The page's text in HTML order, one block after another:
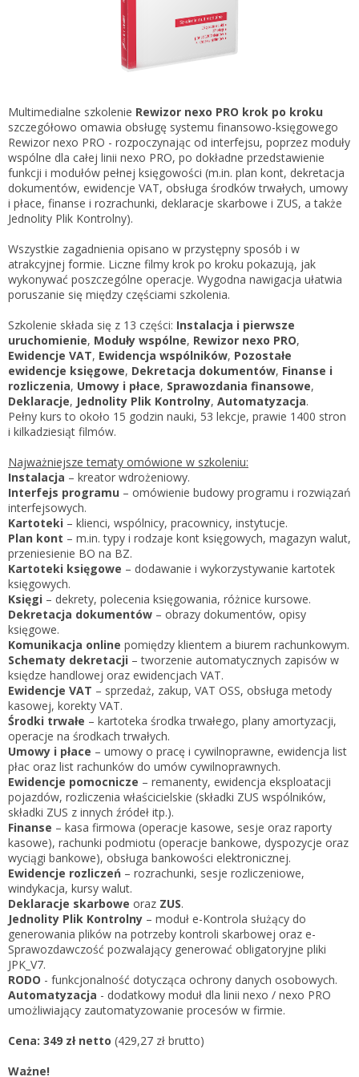
KSeF w Subiekcie GT
KSeF w Subiekcie nexo/nexo PRO
KSeF w Rachmistrzu i Rewizorze GT
Portal Dokumentów z obsługą KSeF dla firm
Portal Dokumentów z obsługą KSeF dla biur
rachunkowych
Logowanie do Akademi InsERT
Login
Hasło
Zapomniałem hasła
Nie masz konta
Zarejestruj
Multimedialne szkolenie Rewizor nexo PRO krok po kroku
szczegółowo omawia obsługę systemu finansowo-księgowego
Rewizor nexo PRO - rozpoczynając od interfejsu, poprzez moduły
wspólne dla całej linii nexo PRO, po dokładne przedstawienie
funkcji i modułów pełnej księgowości (m.in. plan kont, dekretacja
dokumentów, ewidencje VAT, obsługa środków trwałych, umowy
i płace, finanse i rozrachunki, deklaracje skarbowe i ZUS, a także
Jednolity Plik Kontrolny).
Wszystkie zagadnienia opisano w przystępny sposób i w
atrakcyjnej formie. Liczne filmy krok po kroku pokazują, jak
wykonywać poszczególne operacje. Wygodna nawigacja ułatwia
poruszanie się między częściami szkolenia.
Szkolenie składa się z 13 części: Instalacja i pierwsze
uruchomienie, Moduły wspólne, Rewizor nexo PRO,
Ewidencje VAT, Ewidencja wspólników, Pozostałe
ewidencje księgowe, Dekretacja dokumentów, Finanse i
rozliczenia, Umowy i płace, Sprawozdania finansowe,
Deklaracje, Jednolity Plik Kontrolny, Automatyzacja.
Pełny kurs to około 15 godzin nauki, 53 lekcje, prawie 1400 stron
i kilkadziesiąt filmów.
Najważniejsze tematy omówione w szkoleniu:
Instalacja – kreator wdrożeniowy.
Interfejs programu – omówienie budowy programu i rozwiązań
interfejsowych.
Kartoteki – klienci, wspólnicy, pracownicy, instytucje.
Plan kont – m.in. typy i rodzaje kont księgowych, magazyn walut,
przeniesienie BO na BZ.
Kartoteki księgowe – dodawanie i wykorzystywanie kartotek
księgowych.
Księgi – dekrety, polecenia księgowania, różnice kursowe.
Dekretacja dokumentów – obrazy dokumentów, opisy
księgowe.
Komunikacja online pomiędzy klientem a biurem rachunkowym.
Schematy dekretacji – tworzenie automatycznych zapisów w
księdze handlowej oraz ewidencjach VAT.
Ewidencje VAT – sprzedaż, zakup, VAT OSS, obsługa metody
kasowej, korekty VAT.
Środki trwałe – kartoteka środka trwałego, plany amortyzacji,
operacje na środkach trwałych.
Umowy i płace – umowy o pracę i cywilnoprawne, ewidencja list
płac oraz list rachunków do umów cywilnoprawnych.
Ewidencje pomocnicze – remanenty, ewidencja eksploatacji
pojazdów, rozliczenia właścicielskie (składki ZUS wspólników,
składki ZUS z innych źródeł itp.).
Finanse – kasa firmowa (operacje kasowe, sesje oraz raporty
kasowe), rachunki podmiotu (operacje bankowe, dyspozycje oraz
wyciągi bankowe), obsługa bankowości elektronicznej.
Ewidencje rozliczeń – rozrachunki, sesje rozliczeniowe,
windykacja, kursy walut.
Deklaracje skarbowe oraz ZUS.
Jednolity Plik Kontrolny – moduł e-Kontrola służący do
generowania plików na potrzeby kontroli skarbowej oraz e-
Sprawozdawczość pozwalający generować obligatoryjne pliki
JPK_V7.
RODO - funkcjonalność dotycząca ochrony danych osobowych.
Automatyzacja - dodatkowy moduł dla linii nexo / nexo PRO
umożliwiający zautomatyzowanie procesów w firmie.
Cena: 349 zł netto (429,27 zł brutto)
Ważne!